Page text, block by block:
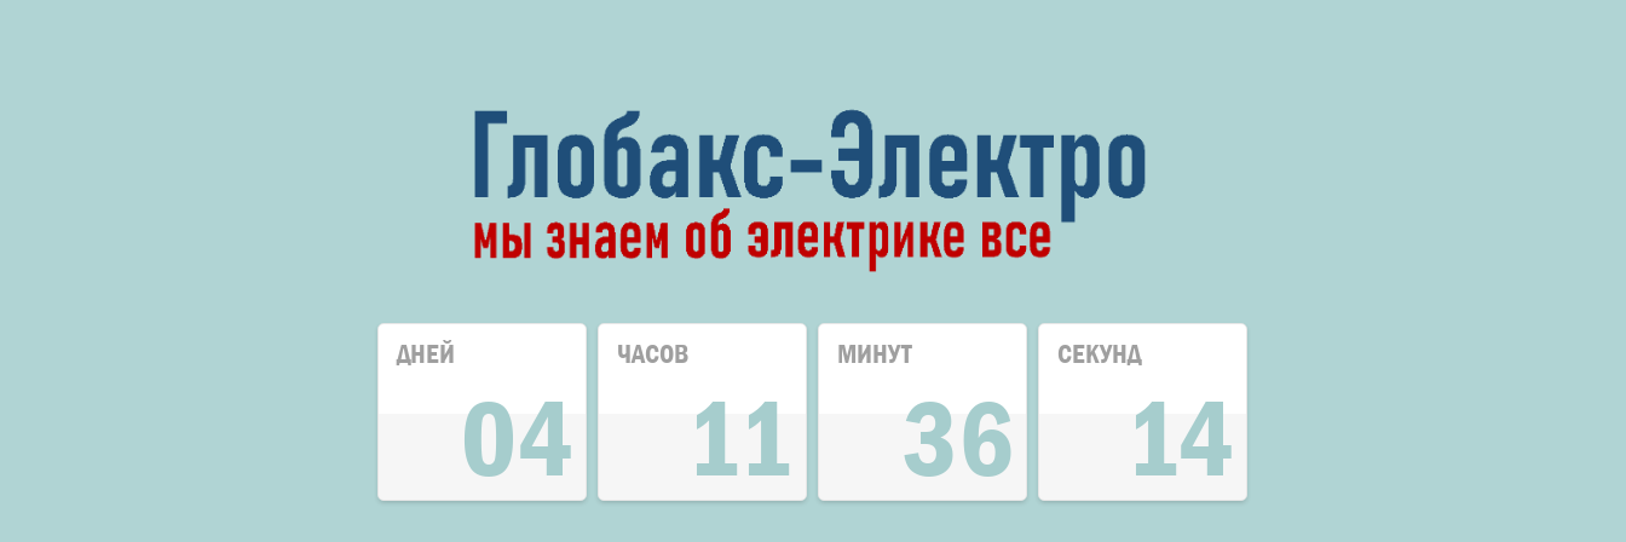
ДНЕЙ
04
ЧАСОВ
11
МИНУТ
36
СЕКУНД
14